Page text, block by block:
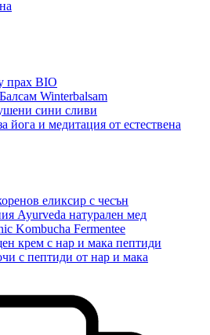
прах BIO
Winterbalsam
сини сливи
йога и медитация от естествена
еликсир с чесън
Ayurveda натурален мед
Kombucha Fermentee
крем с нар и мака пептиди
с пептиди от нар и мака